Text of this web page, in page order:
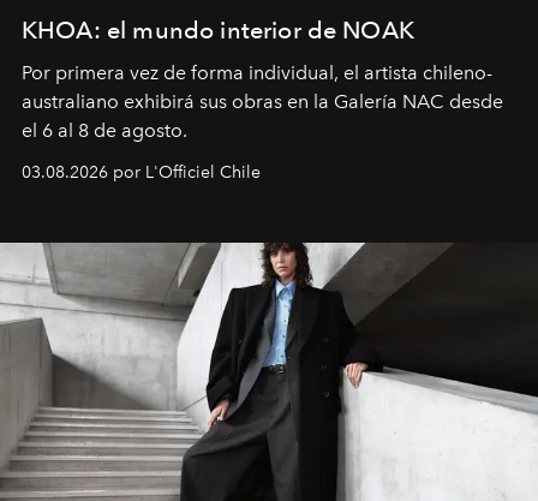
KHOA: el mundo interior de NOAK
Por primera vez de forma individual, el artista chileno-
australiano exhibirá sus obras en la Galería NAC desde
el 6 al 8 de agosto.
03.08.2026 por L'Officiel Chile